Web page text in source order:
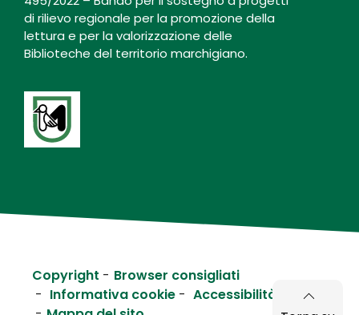
di rilievo regionale per la promozione della
lettura e per la valorizzazione delle
Biblioteche del territorio marchigiano.
Copyright
Browser consigliati
Informativa cookie
Accessibilità